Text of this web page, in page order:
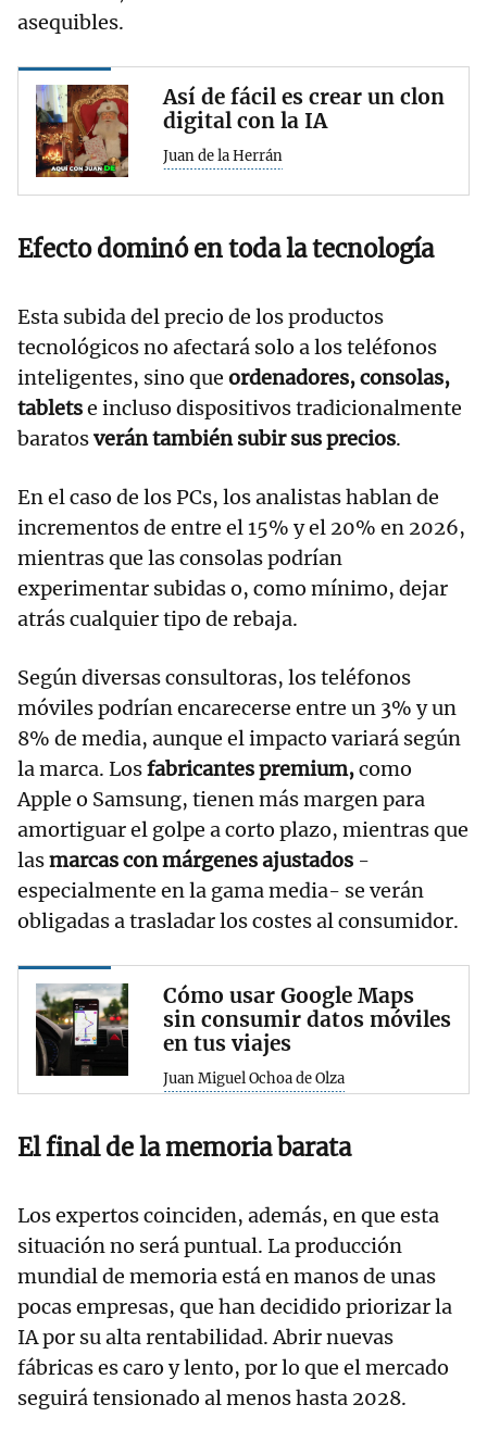
asequibles.
Así de fácil es crear un clon
digital con la IA
Juan de la Herrán
Efecto dominó en toda la tecnología
Esta subida del precio de los productos
tecnológicos no afectará solo a los teléfonos
inteligentes, sino que ordenadores, consolas,
tabletse incluso dispositivos tradicionalmente
baratosverán también subir sus precios.
En el caso de los PCs, los analistas hablan de
incrementos de entre el 15% y el 20% en 2026,
mientras que las consolas podrían
experimentar subidas o, como mínimo, dejar
atrás cualquier tipo de rebaja.
Según diversas consultoras, los teléfonos
móviles podrían encarecerse entre un 3% y un
8% de media, aunque el impacto variará según
la marca. Losfabricantes premium,como
Apple o Samsung, tienen más margen para
amortiguar el golpe a corto plazo, mientras que
lasmarcas con márgenes ajustados -
especialmente en la gama media- se verán
obligadas a trasladar los costes al consumidor.
Cómo usar Google Maps
sin consumir datos móviles
en tus viajes
Juan Miguel Ochoa de Olza
El final de la memoria barata
Los expertos coinciden, además, en que esta
situación no será puntual. La producción
mundial de memoria está en manos de unas
pocas empresas, que han decidido priorizar la
IA por su alta rentabilidad. Abrir nuevas
fábricas es caro y lento, por lo que el mercado
seguirá tensionado al menos hasta 2028.